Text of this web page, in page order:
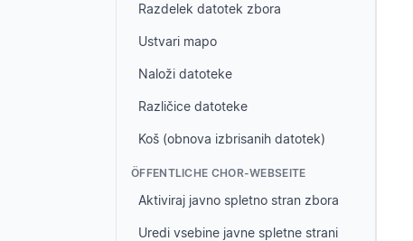
Razdelek datotek zbora
Ustvari mapo
Naloži datoteke
Različice datoteke
Koš (obnova izbrisanih datotek)
ÖFFENTLICHE CHOR-WEBSEITE
Aktiviraj javno spletno stran zbora
Uredi vsebine javne spletne strani